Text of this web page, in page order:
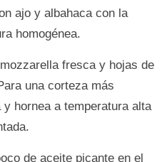
ajo y albahaca con la
homogénea.
fresca y hojas de
una corteza más
hornea a temperatura alta
de aceite picante en el